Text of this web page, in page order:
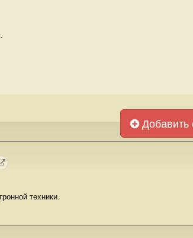
Добавить
техники.